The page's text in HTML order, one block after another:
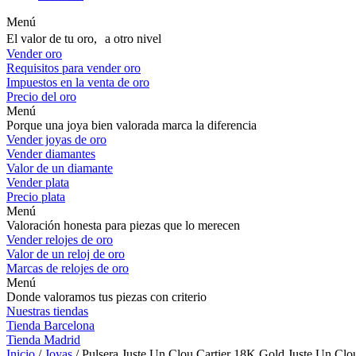
Menú
El valor de tu oro, a otro nivel
Vender oro
Requisitos para vender oro
Impuestos en la venta de oro
Precio del oro
Menú
Porque una joya bien valorada marca la diferencia
Vender joyas de oro
Vender diamantes
Valor de un diamante
Vender plata
Precio plata
Menú
Valoración honesta para piezas que lo merecen
Vender relojes de oro
Valor de un reloj de oro
Marcas de relojes de oro
Menú
Donde valoramos tus piezas con criterio
Nuestras tiendas
Tienda Barcelona
Tienda Madrid